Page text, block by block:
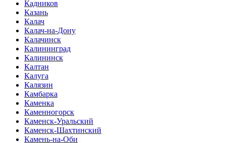
Кадников
Казань
Калач
Калач-на-Дону
Калачинск
Калининград
Калининск
Калтан
Калуга
Калязин
Камбарка
Каменка
Каменногорск
Каменск-Уральский
Каменск-Шахтинский
Камень-на-Оби